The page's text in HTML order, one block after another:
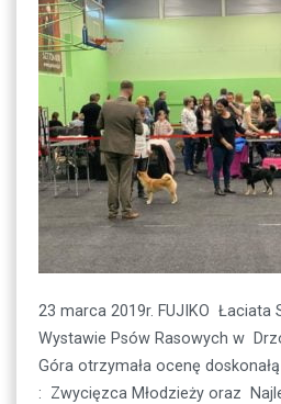
23 marca 2019r. FUJIKO Łaciata
Wystawie Psów Rasowych w
Góra otrzymała ocenę
: Zwycięzca Młodzieży oraz